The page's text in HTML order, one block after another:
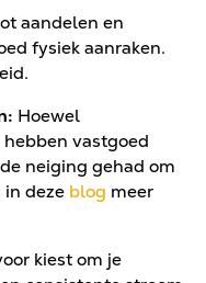
aandelen en
fysiek aanraken.
Hoewel
vastgoed
neiging gehad om
deze blog meer
kiest om je